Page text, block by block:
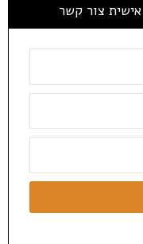
צור קשר